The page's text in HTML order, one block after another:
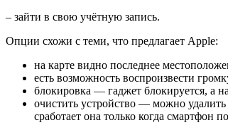
– зайти в свою учётную запись.
Опции схожи с теми, что предлагает Apple:
на карте видно последнее
есть возможность воспроизвести
блокировка — гаджет блокируется, а
очистить устройство — можно
сработает она только когда смартфон